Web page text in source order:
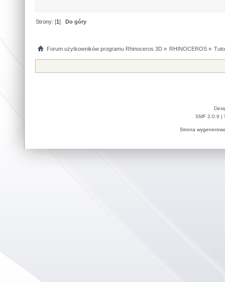
Strony: [1]Do góry
Forum użytkowników programu Rhinoceros 3D» RHINOCEROS»
SMF 2.0.9 |
Strona